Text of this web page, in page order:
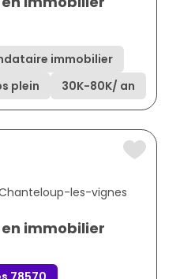
immobilier
plein 30K-80K/ an
les-vignes
immobilier